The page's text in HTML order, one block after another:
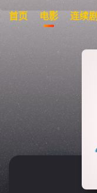
首页 电影 连续剧